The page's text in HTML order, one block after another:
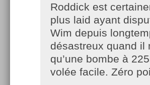
Roddick est
plus laid ayant
Wim depuis
désastreux quand il
qu’une bombe à
volée facile. Zéro